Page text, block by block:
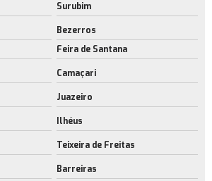
Surubim
Bezerros
Feira de Santana
Camaçari
Juazeiro
Ilhéus
Teixeira de Freitas
Barreiras